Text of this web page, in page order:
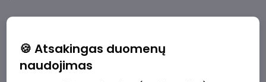
Pridėti naują
🍪 Atsakingas duomenų
naudojimas